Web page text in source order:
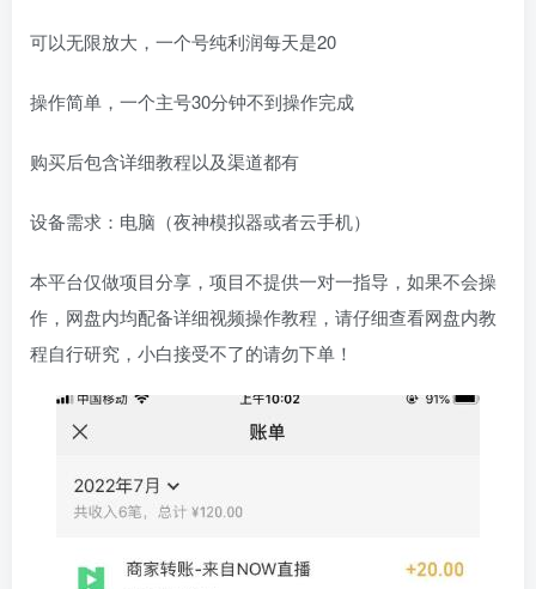
可以无限放大，一个号纯利润每天是20
操作简单，一个主号30分钟不到操作完成
购买后包含详细教程以及渠道都有
设备需求：电脑（夜神模拟器或者云手机）
本平台仅做项目分享，项目不提供一对一指导，如果不会操
作，网盘内均配备详细视频操作教程，请仔细查看网盘内教
程自行研究，小白接受不了的请勿下单！